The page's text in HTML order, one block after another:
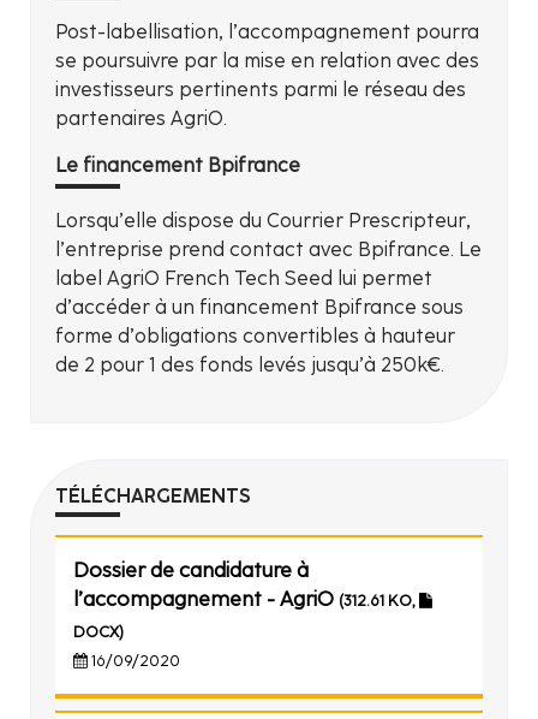
Post-labellisation, l’accompagnement pourra
se poursuivre par la mise en relation avec des
investisseurs pertinents parmi le réseau des
partenaires AgriO.
Le financement Bpifrance
Lorsqu’elle dispose du Courrier Prescripteur,
l’entreprise prend contact avec Bpifrance. Le
label AgriO French Tech Seed lui permet
d’accéder à un financement Bpifrance sous
forme d’obligations convertibles à hauteur
de 2 pour 1 des fonds levés jusqu’à 250k€.
TÉLÉCHARGEMENTS
Dossier de candidature à
l’accompagnement - AgriO (312.61 KO,
DOCX)
16/09/2020